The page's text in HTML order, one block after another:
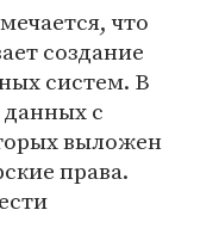
что
создание
систем. В
с
выложен
права.